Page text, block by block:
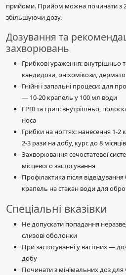
прийоми. Прийом можна починати з
збільшуючи дозу.
Дозування та
захворювань
Грибкові ураження: внутрішньо
кандидози, оніхомікози,
Гнійні і запальні процеси: для
— 10-20 крапель у 100 мл води
ГРВІ та грип: внутрішньо,
носа
Грибки на ногтях: нанесення 1-2
2-3 рази на добу, курс до 8 місяців
Захворювання сечостатевої
місцевого застосування
Профілактика після
крапель на стакан води для
Спеціальні вказівки
Не допускати попадання
слизові оболонки
При застосуванні у вагітних —
добу
Починати з мінімальних доз